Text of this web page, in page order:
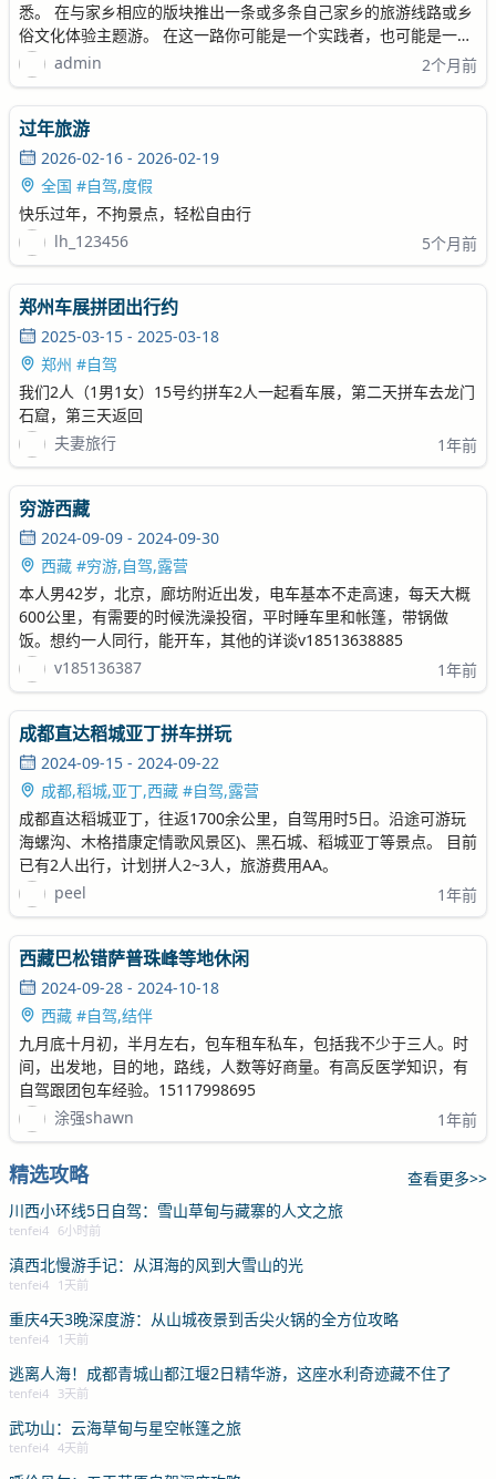
悉。 在与家乡相应的版块推出一条或多条自己家乡的旅游线路或乡
俗文化体验主题游。 在这一路你可能是一个实践者，也可能是一次
旅行的策划者或者组织者，不管带领着多少人上路，风景总是丰富
多彩的，脚下的路总是错综复杂的，能安心的走完一段路，在深山
里的农家或是在城市的客栈里短暂落脚，仔
admin 2个月前
过年旅游
2026-02-16 - 2026-02-19
全国 #自驾,度假
快乐过年，不拘景点，轻松自由行
lh_123456
5个月前
郑州车展拼团出行约
2025-03-15 - 2025-03-18
郑州 #自驾
我们2人（1男1女）15号约拼车2人一起看车展，第二天拼车去龙门
石窟，第三天返回
夫妻旅行
1年前
穷游西藏
2024-09-09 - 2024-09-30
西藏 #穷游,自驾,露营
本人男42岁，北京，廊坊附近出发，电车基本不走高速，每天大概
600公里，有需要的时候洗澡投宿，平时睡车里和帐篷，带锅做
饭。想约一人同行，能开车，其他的详谈v18513638885
v185136387
1年前
成都直达稻城亚丁拼车拼玩
2024-09-15 - 2024-09-22
成都,稻城,亚丁,西藏 #自驾,露营
成都直达稻城亚丁，往返1700余公里，自驾用时5日。沿途可游玩
海螺沟、木格措康定情歌风景区)、黑石城、稻城亚丁等景点。 目前
已有2人出行，计划拼人2~3人，旅游费用AA。
peel
1年前
西藏巴松错萨普珠峰等地休闲
2024-09-28 - 2024-10-18
西藏 #自驾,结伴
九月底十月初，半月左右，包车租车私车，包括我不少于三人。时
间，出发地，目的地，路线，人数等好商量。有高反医学知识，有
自驾跟团包车经验。15117998695
涂强shawn
1年前
精选攻略
查看更多>>
川西小环线5日自驾：雪山草甸与藏寨的人文之旅
tenfei4 6小时前
滇西北慢游手记：从洱海的风到大雪山的光
tenfei4 1天前
重庆4天3晚深度游：从山城夜景到舌尖火锅的全方位攻略
tenfei4 1天前
逃离人海！成都青城山都江堰2日精华游，这座水利奇迹藏不住了
tenfei4 3天前
武功山：云海草甸与星空帐篷之旅
tenfei4 4天前